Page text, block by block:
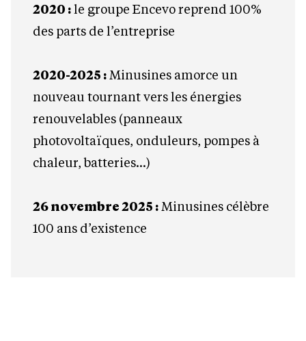
2020 :le groupe Encevo reprend 100%
des parts de l’entreprise
2020-2025 :Minusines amorce un
nouveau tournant vers les énergies
renouvelables (panneaux
photovoltaïques, onduleurs, pompes à
chaleur, batteries…)
26 novembre 2025 :Minusines célèbre
100 ans d’existence